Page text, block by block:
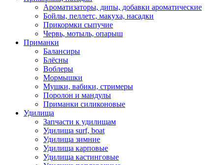
Ароматизаторы, дипы, добавки ароматические
Бойлы, пеллетс, макуха, насадки
Прикормки сыпучие
Червь, мотыль, опарыш
Приманки
Балансиры
Блёсны
Воблеры
Мормышки
Мушки, вабики, стримеры
Поролон и мандулы
Приманки силиконовые
Удилища
Запчасти к удилищам
Удилища surf, boat
Удилища зимние
Удилища карповые
Удилища кастинговые